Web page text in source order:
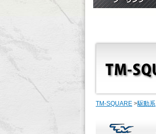
TM-SQUARE >駆動系